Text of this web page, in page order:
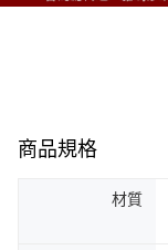
商品規格
材質